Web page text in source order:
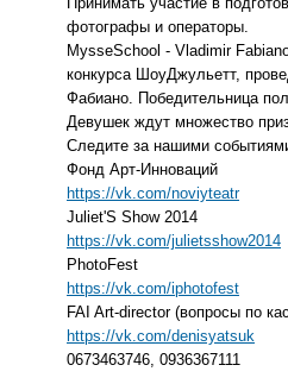
фотографы и операторы.
MysseSchool - Vladimir
конкурса ШоуДжульетт,
Фабиано. Победительница
Девушек ждут множество
Следите за нашими
Фонд Арт-Инноваций
https://vk.com/noviyteatr
Juliet'S Show 2014
https://vk.com/julietsshow2014
PhotoFest
https://vk.com/iphotofest
FAI Art-director (вопросы по
https://vk.com/denisyatsuk
0673463746, 0936367111